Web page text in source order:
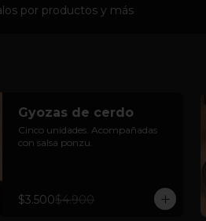
por productos y más
Gyozas de cerdo
Cinco unidades. Acompañadas
con salsa ponzu.
$3.500$4.900